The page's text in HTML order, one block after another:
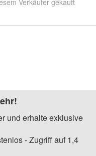
und erhalte exklusive
- Zugriff auf 1,4